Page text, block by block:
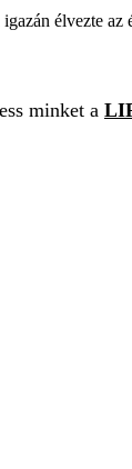
élvezte az
minket a